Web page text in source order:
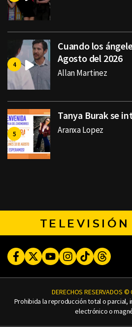
Cuando los
Agosto del 2026
Allan Martinez
Tanya Burak se
Aranxa Lopez
TELEVISIÓN
FacebookTwitterYoutubeInstagram
TikTokThreads
DERECHOS RESERVADOS ©
Prohibida la reproducción total o parcial,
electrónico o